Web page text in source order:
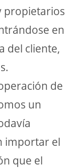
propietarios
en
del cliente,
de
un
importar el
que el